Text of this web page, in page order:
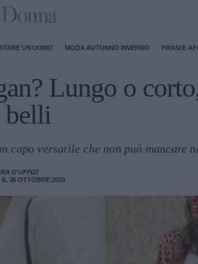
UN UOMO MODA AUTUNNO INVERNO FRASI E
Lungo o
capo versatile che non può mancare
D'UFFIZI
26 OTTOBRE 2020